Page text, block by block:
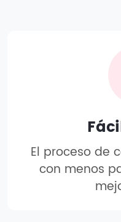
El proceso de
con menos